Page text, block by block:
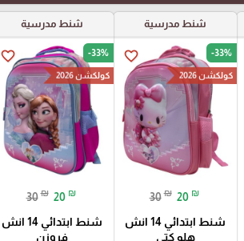
شنط مدرسية
favorite_border -33%
كولكشن 2026
30 ₪ 20 ₪
شنط ابتدائي 14 انش
هلو كتي
شنط مدرسية
favorite_border -33%
كولكشن 2026
30 ₪ 20 ₪
شنط ابتدائي 14 انش
فروزن